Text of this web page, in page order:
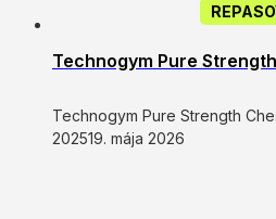
Technogym Pure
Technogym Pure Strength
202519. mája 2026